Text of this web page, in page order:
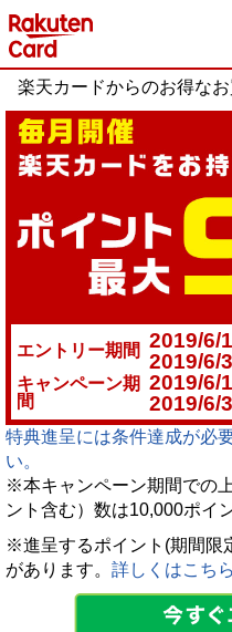
楽天カードからのお得な
エントリー期間 2019/6/1
2019/6/
キャンペーン期
間
2019/6/1
2019/6/
特典進呈には条件達成が必
い。
※本キャンペーン期間での
ント含む）数は10,000ポイ
※進呈するポイント(期間限
があります。 詳しくはこちら